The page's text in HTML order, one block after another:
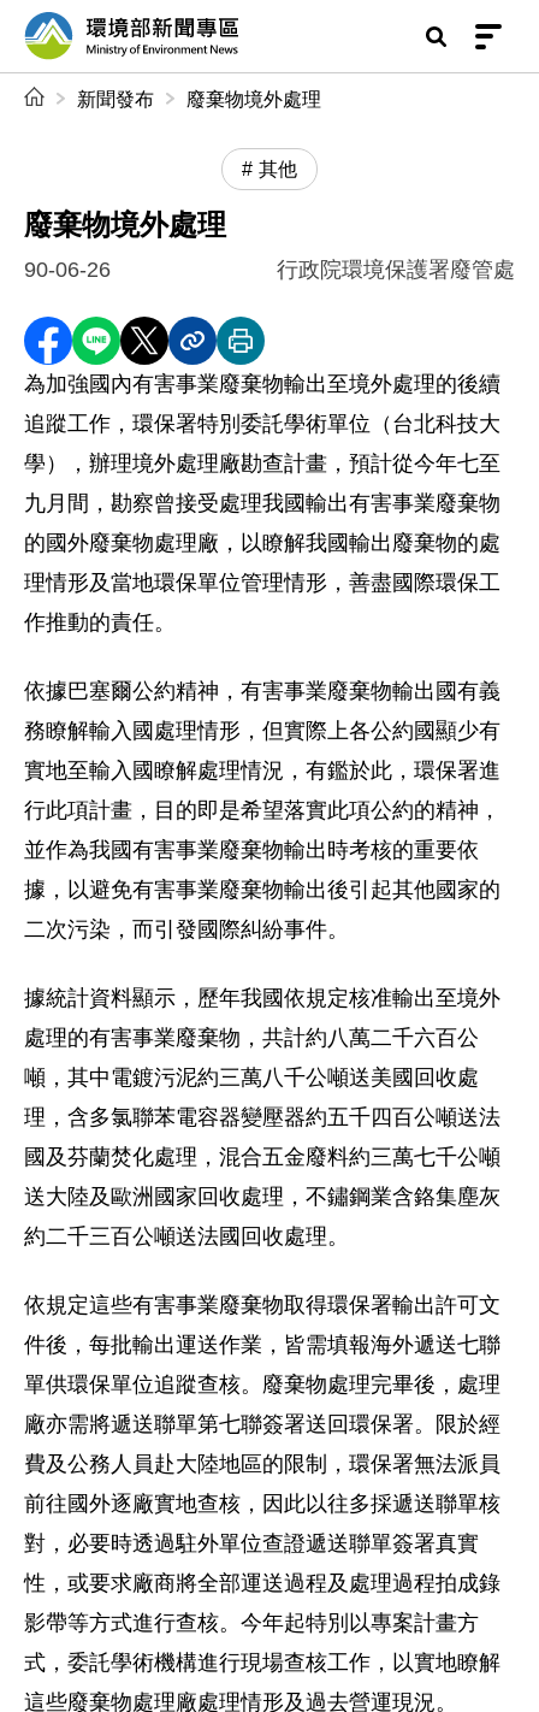
前往中央內容區塊
環境部新聞專區
新聞發布 廢棄物境外處理
其他
廢棄物境外處理
90-06-26 行政院環境保護署廢管處
分享至 Facebook
分享到 LINE
分享到 X分享內容連結
列印本頁
為加強國內有害事業廢棄物輸出至境外處理的後續
追蹤工作，環保署特別委託學術單位（台北科技大
學），辦理境外處理廠勘查計畫，預計從今年七至
九月間，勘察曾接受處理我國輸出有害事業廢棄物
的國外廢棄物處理廠，以瞭解我國輸出廢棄物的處
理情形及當地環保單位管理情形，善盡國際環保工
作推動的責任。
依據巴塞爾公約精神，有害事業廢棄物輸出國有義
務瞭解輸入國處理情形，但實際上各公約國顯少有
實地至輸入國瞭解處理情況，有鑑於此，環保署進
行此項計畫，目的即是希望落實此項公約的精神，
並作為我國有害事業廢棄物輸出時考核的重要依
據，以避免有害事業廢棄物輸出後引起其他國家的
二次污染，而引發國際糾紛事件。
據統計資料顯示，歷年我國依規定核准輸出至境外
處理的有害事業廢棄物，共計約八萬二千六百公
噸，其中電鍍污泥約三萬八千公噸送美國回收處
理，含多氯聯苯電容器變壓器約五千四百公噸送法
國及芬蘭焚化處理，混合五金廢料約三萬七千公噸
送大陸及歐洲國家回收處理，不鏽鋼業含鉻集塵灰
約二千三百公噸送法國回收處理。
依規定這些有害事業廢棄物取得環保署輸出許可文
件後，每批輸出運送作業，皆需填報海外遞送七聯
單供環保單位追蹤查核。廢棄物處理完畢後，處理
廠亦需將遞送聯單第七聯簽署送回環保署。限於經
費及公務人員赴大陸地區的限制，環保署無法派員
前往國外逐廠實地查核，因此以往多採遞送聯單核
對，必要時透過駐外單位查證遞送聯單簽署真實
性，或要求廠商將全部運送過程及處理過程拍成錄
影帶等方式進行查核。今年起特別以專案計畫方
式，委託學術機構進行現場查核工作，以實地瞭解
這些廢棄物處理廠處理情形及過去營運現況。